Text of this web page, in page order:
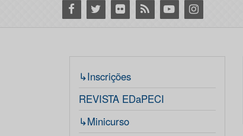
Facebook
Twitter Flickr RSS YoutubeInstagram
↳Inscrições
REVISTA EDaPECI
↳Minicurso